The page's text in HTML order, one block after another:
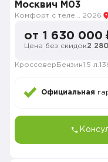
Москвич M03
2026
от 1 630 000
Цена без скидок2
Кроссовер Бензин1.5 л.
Официальная